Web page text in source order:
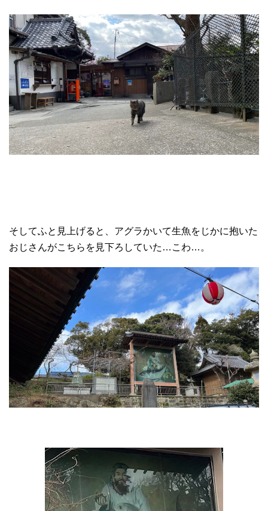
そしてふと見上げると、アグラかいて生魚をじかに抱いた
おじさんがこちらを見下ろしていた…こわ…。